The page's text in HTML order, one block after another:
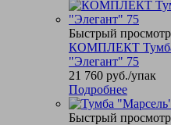
Быстрый просмотр
КОМПЛЕКТ
"Элегант" 75
21 760 руб./упак
Подробнее
Быстрый просмотр